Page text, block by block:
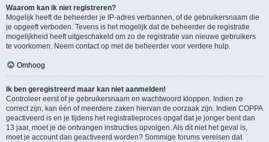
Waarom kan ik niet registreren?
Mogelijk heeft de beheerder je IP-adres verbannen, of de gebruikersnaam die
je opgeeft verboden. Tevens is het mogelijk dat de beheerder de registratie
mogelijkheid heeft uitgeschakeld om zo de registratie van nieuwe gebruikers
te voorkomen. Neem contact op met de beheerder voor verdere hulp.
Omhoog
Ik ben geregistreerd maar kan niet aanmelden!
Controleer eerst of je gebruikersnaam en wachtwoord kloppen. Indien ze
correct zijn, kan één of meerdere zaken hiervan de oorzaak zijn. Indien COPPA
geactiveerd is en je tijdens het registratieproces opgaf dat je jonger bent dan
13 jaar, moet je de ontvangen instructies opvolgen. Als dit niet het geval is,
moet je account dan geactiveerd worden? Sommige forums vereisen dat